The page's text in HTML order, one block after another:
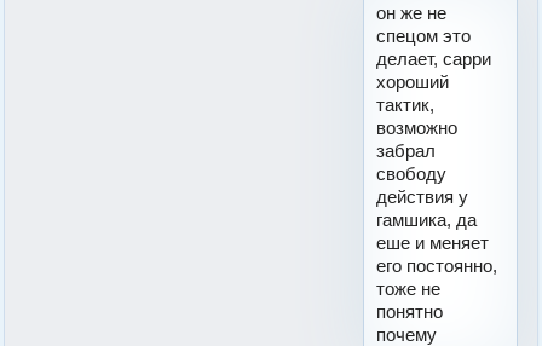
он же не
спецом это
делает, сарри
хороший
тактик,
возможно
забрал
свободу
действия у
гамшика, да
еше и меняет
его постоянно,
тоже не
понятно
почему